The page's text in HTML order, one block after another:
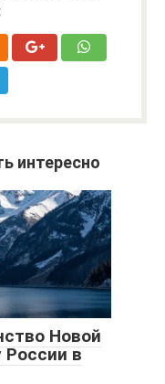
интересно
Новой
в